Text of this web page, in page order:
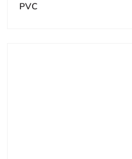
PVC